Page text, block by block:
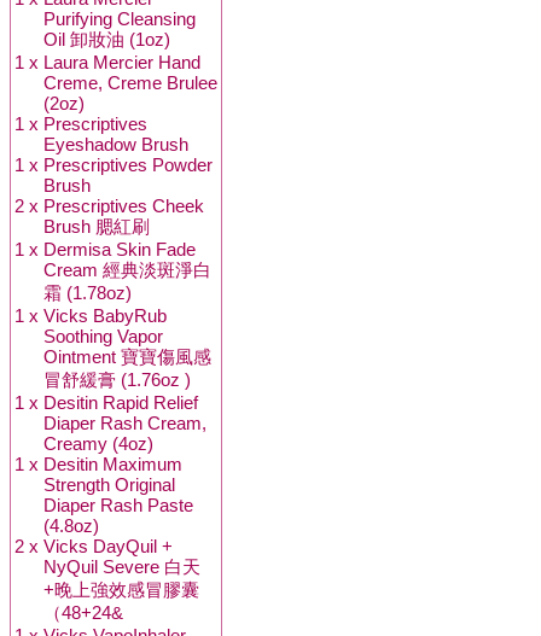
Purifying Cleansing
Oil 卸妝油 (1oz)
1 x Laura Mercier Hand
Creme, Creme Brulee
(2oz)
1 x Prescriptives
Eyeshadow Brush
1 x Prescriptives Powder
Brush
2 x Prescriptives Cheek
Brush 腮紅刷
1 x Dermisa Skin Fade
Cream 經典淡斑淨白
霜 (1.78oz)
1 x Vicks BabyRub
Soothing Vapor
Ointment 寶寶傷風感
冒舒緩膏 (1.76oz )
1 x Desitin Rapid Relief
Diaper Rash Cream,
Creamy (4oz)
1 x Desitin Maximum
Strength Original
Diaper Rash Paste
(4.8oz)
2 x Vicks DayQuil +
NyQuil Severe 白天
+晚上強效感冒膠囊
（48+24&